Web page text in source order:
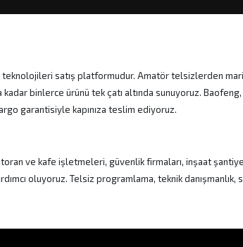
satış platformudur. Amatör telsizlerden
binlerce ürünü tek çatı altında sunuyoruz.
garantisiyle kapınıza teslim ediyoruz.
ve kafe işletmeleri, güvenlik firmaları, inşaat
oluyoruz. Telsiz programlama, teknik